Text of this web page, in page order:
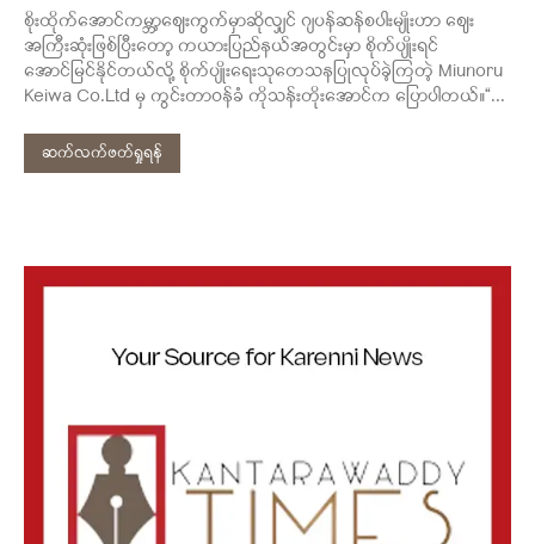
စိုးထိုက်အောင်ကမ္ဘာ့ဈေးကွက်မှာဆိုလျှင် ဂျပန်ဆန်စပါးမျိုးဟာ ဈေး
အကြီးဆုံးဖြစ်ပြီးတော့ ကယားပြည်နယ်အတွင်းမှာ စိုက်ပျိုးရင်
အောင်မြင်နိုင်တယ်လို့ စိုက်ပျိုးရေးသုတေသနပြုလုပ်ခဲ့ကြတဲ့ Miunoru
Keiwa Co.Ltd မှ ကွင်းတာဝန်ခံ ကိုသန်းတိုးအောင်က ပြောပါတယ်။“...
ဆက်လက်ဖတ်ရှုရန်